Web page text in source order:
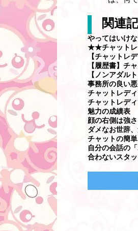
関連
やってはいけ
★★チャットレ
【チャットレ
【履歴書】チ
【ノンアダル
事務所の良い
チャットレデ
チャットレデ
魅力の成績表
顔の右側は強
ダメなお世辞
チャットの簡
自分の会話の
合わないスタ